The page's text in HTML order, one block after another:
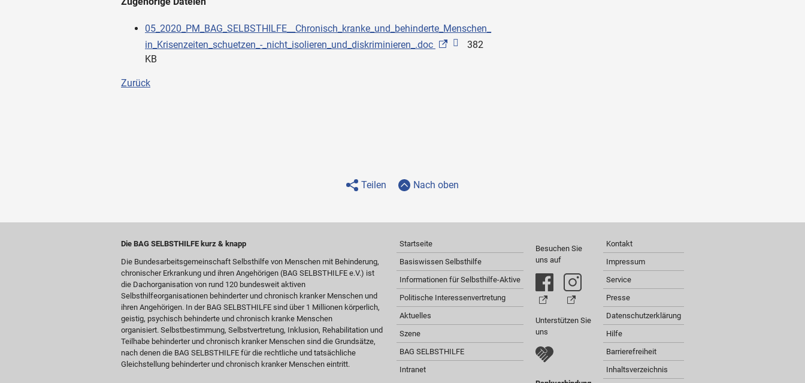
05_2020_PM_BAG_SELBSTHILFE__Chronisch_kranke_und_behinderte_Menschen_
in_Krisenzeiten_schuetzen_-_nicht_isolieren_und_diskriminieren_.doc
382
KB
Zurück
Teilen Nach oben
Die BAG SELBSTHILFE kurz & knapp
Die Bundesarbeitsgemeinschaft Selbsthilfe von Menschen mit Behinderung,
chronischer Erkrankung und ihren Angehörigen (BAG SELBSTHILFE e.V.) ist
die Dachorganisation von rund 120 bundesweit aktiven
Selbsthilfeorganisationen behinderter und chronisch kranker Menschen und
ihren Angehörigen. In der BAG SELBSTHILFE sind über 1 Millionen körperlich,
geistig, psychisch behinderte und chronisch kranke Menschen
organisiert. Selbstbestimmung, Selbstvertretung, Inklusion, Rehabilitation und
Teilhabe behinderter und chronisch kranker Menschen sind die Grundsätze,
nach denen die BAG SELBSTHILFE für die rechtliche und tatsächliche
Gleichstellung behinderter und chronisch kranker Menschen eintritt.
Startseite
Basiswissen Selbsthilfe
Informationen für Selbsthilfe-Aktive
Politische Interessenvertretung
Aktuelles
Szene
BAG SELBSTHILFE
Intranet
Besuchen Sie
uns auf
Unterstützen Sie
uns
Kontakt
Impressum
Service
Presse
Datenschutzerklärung
Hilfe
Barrierefreiheit
Inhaltsverzeichnis